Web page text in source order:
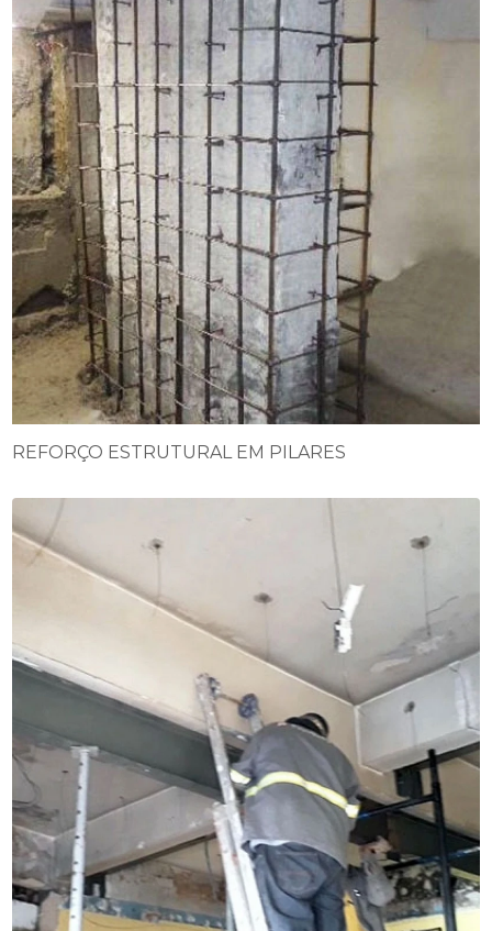
REFORÇO ESTRUTURAL EM PILARES